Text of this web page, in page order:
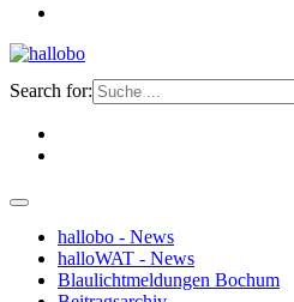
Search for:
hallobo - News
halloWAT - News
Blaulichtmeldungen Bochum